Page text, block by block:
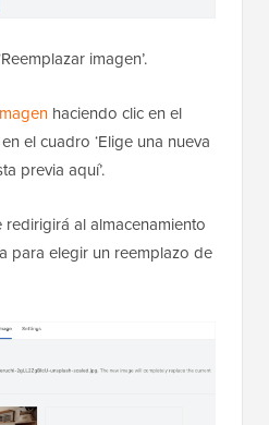
imagen’.
haciendo clic en el
el cuadro ‘Elige una nueva
previa aquí’.
al almacenamiento
para elegir un reemplazo de